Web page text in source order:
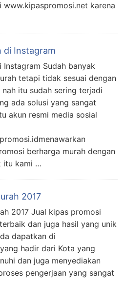
karena
di Instagram
Sudah banyak
tetapi tidak sesuai dengan
itu sudah sering terjadi
ada solusi yang sangat
akun resmi media sosial
berharga murah dengan
itu kami …
2017
2017 Jual kipas promosi
dan juga hasil yang unik
dapatkan di
hadir dari Kota yang
dan juga menyediakan
pengerjaan yang sangat